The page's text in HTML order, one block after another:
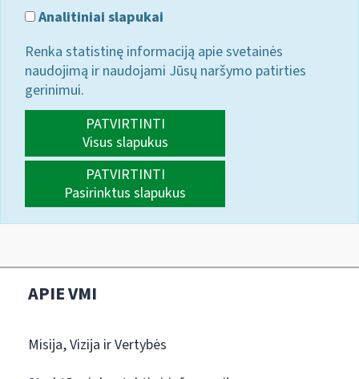
Analitiniai slapukai
Renka statistinę informaciją apie svetainės
naudojimą ir naudojami Jūsų naršymo patirties
gerinimui.
PATVIRTINTI
Visus slapukus
PATVIRTINTI
Pasirinktus slapukus
APIE VMI
Misija, Vizija ir Vertybės